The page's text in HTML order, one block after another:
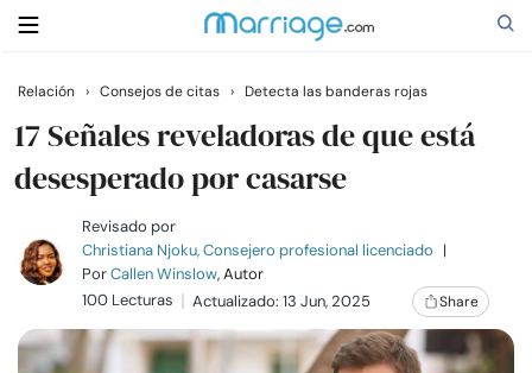
Buscar
Casarse
Relaciones
Familia
Relación › Consejos de citas › Detecta las banderas rojas
17 Señales reveladoras de que está
desesperado por casarse
Revisado por
Christiana Njoku, Consejero profesional licenciado |
PorCallen Winslow, Autor
100 Lecturas
Actualizado: 13 Jun, 2025 Share